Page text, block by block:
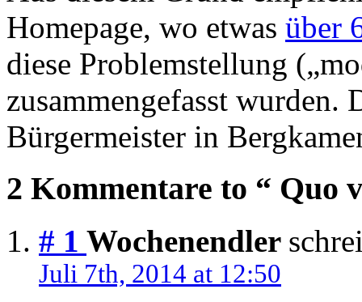
Homepage, wo etwas über
diese Problemstellung
zusammengefasst wurden.
Bürgermeister in
2 Kommentare to “ Quo
# 1 Wochenendler
Juli 7th, 2014 at 12:50